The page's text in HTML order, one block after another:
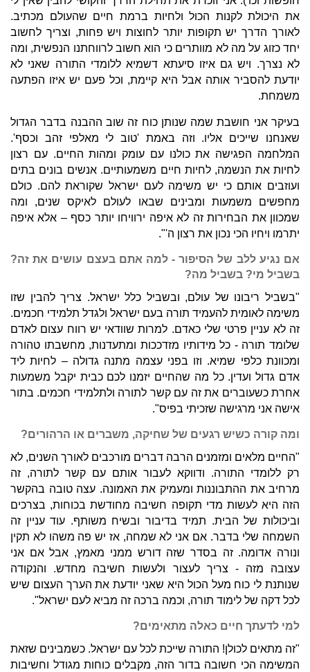
את היכולת לקנות הכול ולחיות ברמת חיים שהעולם מכתיב.
לאורך הדרך יש תקופות יותר לחוצות ויש פחות, וצריך לחשוב
יחד כזוג על מה לא מוותרים כי הוא חשוב לרווחתנו הנפשית, ומה
לא נצרך. ויש גם איזו סיעתא דשמיא ללומדי התורה שאני לא
יודעת להסביר אותה אבל היא קיימת, וכל פעם יש איזו הפתעה
משמחת.
בעיקר אני חושבת שמה שנותן כוח זה שוב ההבנה בדבר הגדול
שאנחנו שייכים אליו. וזה באמת 'טוב לי מאלפי זהב וכסף'.
המלחמה הפגישה את כולנו עם עומק ומהות החיים. עם רצון
לחיות את הנשמה, לחיות חיים משמעותיים. אנשים בונים בתים
ועוזבים אותם כי יש משימה לעם ישראל שקוראת להם. כולם
מחפשים משמעות ומבינים שבאו לעולם לאיקס שנים, ומה
שמכוון את הבחירות זה לא איפה ירוויחו יותר כסף – אלא איפה
יתרמו ויחיו הכי נכון את רצון ה'".
אם נגיע ללב של הסיפור - למה אתם בעצם עושים את זה?
בשביל מי? בשביל מה?
"בשביל ריבונו של עולם, ובשביל כלל ישראל. צריך להבין שזו
משימה לאומית להעמיד תורה בעם ישראל ולגדל תלמידי חכמים.
זה לא עניין פרטי שלי כאדם. למרות שוודאי יש רווח עצום לאדם
שלומד תורה - כל מידותיו מזדככות ומתעדנות, מחשבתו טהורה
ומכוונת כלפי שמיא. וזו בפני עצמה מתנה גדולה – לחיות ליד
אדם גדול ועדין. כל מה שהחיים יזמנו לכם כבית יקבל משמעות
אחרת כשעוברים את זה עם קשר לתורה ולתלמידי חכמים. בתור
אישה אני מרגישה שזכיתי בפיס".
ומה קורה כשיש רגעים של שחיקה, משברים או הרהורים?
"החיים מלאים ומזמנים הרבה דברים מורכבים לאורך השנים, לא
רק ללומדי התורה. ודווקא לעבור אותם עם קשר לתורה, זה
מרחיב את ההתבוננות ומעמיק את האמונה. עצה טובה בהקשר
הזה היא לעשות מדי תקופה חשיבה מחודשת בכוחות, בצרכים
וביכולות של הבית. תמיד בדיבור ובשיח משותף. עוד עניין זה
השמחה שלי בדבר. אם אני לא שמחה, אז יש פה משהו לא תקין
ונורה אדומה. זה בסדר שזה דורש ממני מאמץ, אבל אם אני
עצובה מזה - צריך לעצור ולעשות חשיבה מחדש. והנקודה
שנותנת לי כוח מעל הכול היא שאני יודעת את הערך העצום שיש
לכל דקה של לימוד תורה, וכמה ברכה זה מביא לעם ישראל".
למי לדעתך חיים כאלה מתאימים?
"זה מתאים לכולן! התורה שייכת לכל עם ישראל. כשמבינים שזאת
המשימה הכי חשובה בדור הזה, מקבלים כוחות מגודל וחשיבות